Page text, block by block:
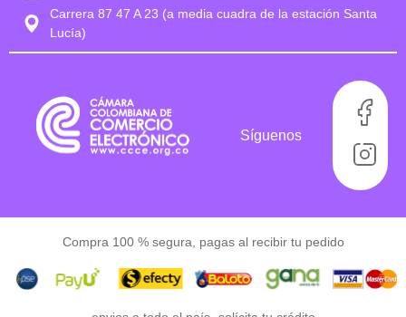
Carrera 87 47 A 23 (a media cuadra de la estación Santa
Lucía)
Síguenos
Compra 100 % segura, pagas al recibir tu pedido